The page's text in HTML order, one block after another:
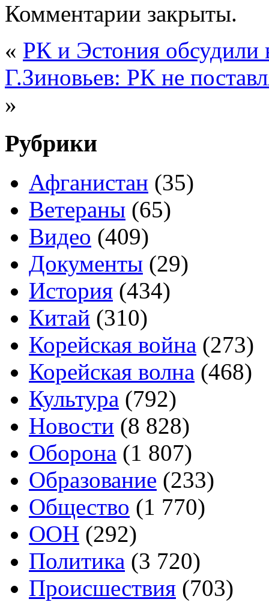
Комментарии закрыты.
« РК и Эстония обсудили
Г.Зиновьев: РК не
»
Рубрики
Афганистан (35)
Ветераны (65)
Видео (409)
Документы (29)
История (434)
Китай (310)
Корейская война (273)
Корейская волна (468)
Культура (792)
Новости (8 828)
Оборона (1 807)
Образование (233)
Общество (1 770)
ООН (292)
Политика (3 720)
Происшествия (703)